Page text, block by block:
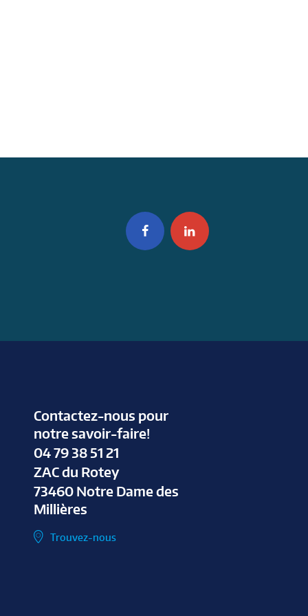
Contactez-nous pour
notre savoir-faire!
04 79 38 51 21
ZAC du Rotey
73460 Notre Dame des
Millières
Trouvez-nous